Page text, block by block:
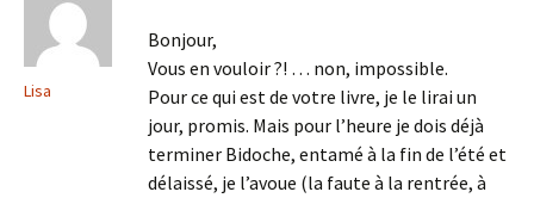
Lisa
Bonjour,
Vous en vouloir ?! … non, impossible.
Pour ce qui est de votre livre, je le lirai un
jour, promis. Mais pour l’heure je dois déjà
terminer Bidoche, entamé à la fin de l’été et
délaissé, je l’avoue (la faute à la rentrée, à